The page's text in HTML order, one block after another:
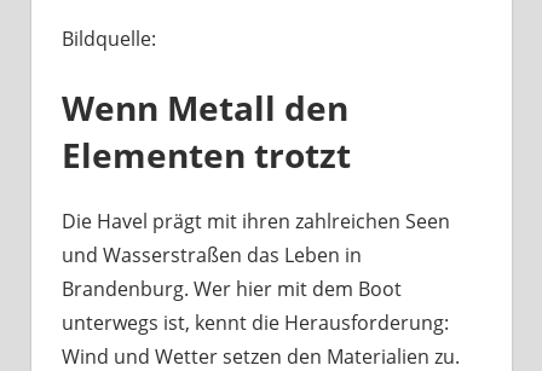
mit
tun?
Bildquelle:
Wenn Metall den
Elementen trotzt
Die Havel prägt mit ihren zahlreichen Seen
und Wasserstraßen das Leben in
Brandenburg. Wer hier mit dem Boot
unterwegs ist, kennt die Herausforderung:
Wind und Wetter setzen den Materialien zu.